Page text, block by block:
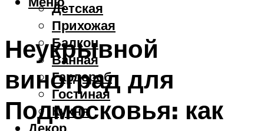
Детская
Прихожая
Балкон
Ванная
Гардероб
Гостиная
Кухня
Неукрывной
виноград для
Подмосковья: как